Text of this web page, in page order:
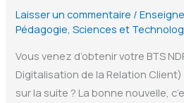
Laisser un commentaire /
Pédagogie ,Sciences et
Vous venez d’obtenir votre BTS
Digitalisation de la Relation
sur la suite ? La bonne nouvelle,